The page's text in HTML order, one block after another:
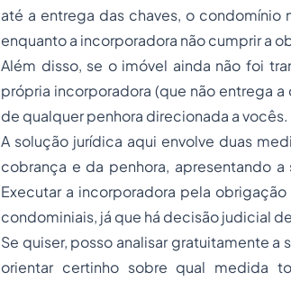
até a entrega das chaves, o
enquanto a incorporadora não cumprir a
Além disso, se o imóvel ainda não foi
própria incorporadora (que não entrega
de qualquer penhora direcionada a vocês.
A solução jurídica aqui envolve duas
cobrança e da penhora, apresentando
Executar a incorporadora pela
condominiais, já que há decisão judicial
Se quiser, posso analisar gratuitamente
orientar certinho sobre qual medida